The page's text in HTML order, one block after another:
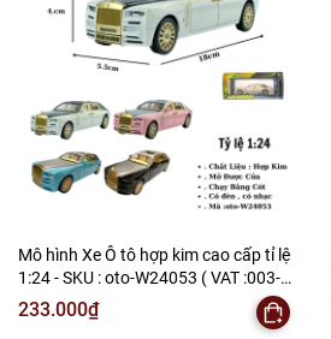
Mô hình Xe Ô tô hợp kim cao cấp tỉ lệ
1:24 - SKU : oto-W24053 ( VAT :003-
01-150 )
233.000₫